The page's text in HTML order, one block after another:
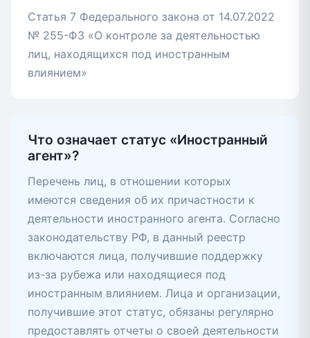
Статья 7 Федерального закона от 14.07.2022
№ 255-ФЗ «О контроле за деятельностью
лиц, находящихся под иностранным
влиянием»
Что означает статус «Иностранный
агент»?
Перечень лиц, в отношении которых
имеются сведения об их причастности к
деятельности иностранного агента. Согласно
законодательству РФ, в данный реестр
включаются лица, получившие поддержку
из-за рубежа или находящиеся под
иностранным влиянием. Лица и организации,
получившие этот статус, обязаны регулярно
предоставлять отчеты о своей деятельности